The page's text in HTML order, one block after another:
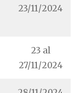
23/11/2024
23 al
27/11/2024